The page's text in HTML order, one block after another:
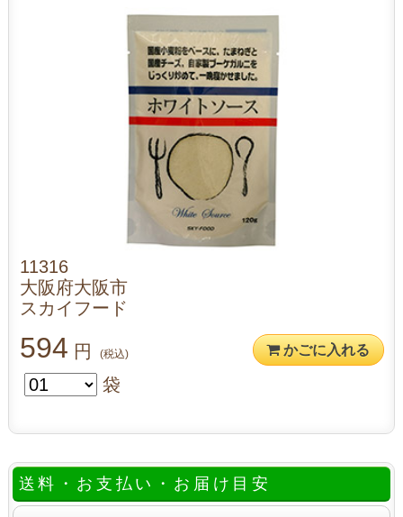
11316
大阪府大阪市
スカイフード
594 円 (税込) かごに入れる
袋
送料・お支払い・お届け目安